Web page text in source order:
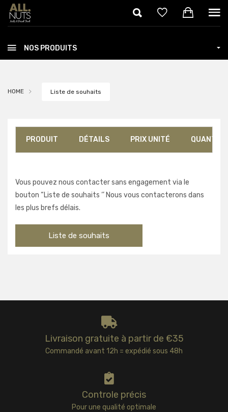
Skip to main content
NOS PRODUITS
HOME Liste de souhaits
PRODUIT DÉTAILS PRIX UNITÉ QUANTITÉ
Vous pouvez nous contacter sans engagement via le
bouton “Liste de souhaits ‘’ Nous vous contacterons dans
les plus brefs délais.
Liste de souhaits
Livraison gratuite à partir de €35
Commandé avant 12h = expédié sous 48h
Controle précis
Pour une qualité optimale